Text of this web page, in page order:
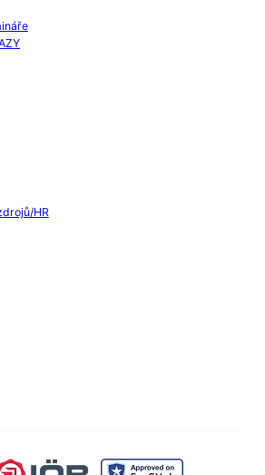
HR
na LinkedIn